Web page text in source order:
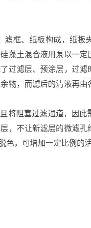
框、纸板构成，纸板
藻土混合液用泵以一
过滤层、预涂层，过滤
物，而滤后的清液再
将阻塞过滤通道，因
，不让新滤层的微滤孔
，可增加一定比例的